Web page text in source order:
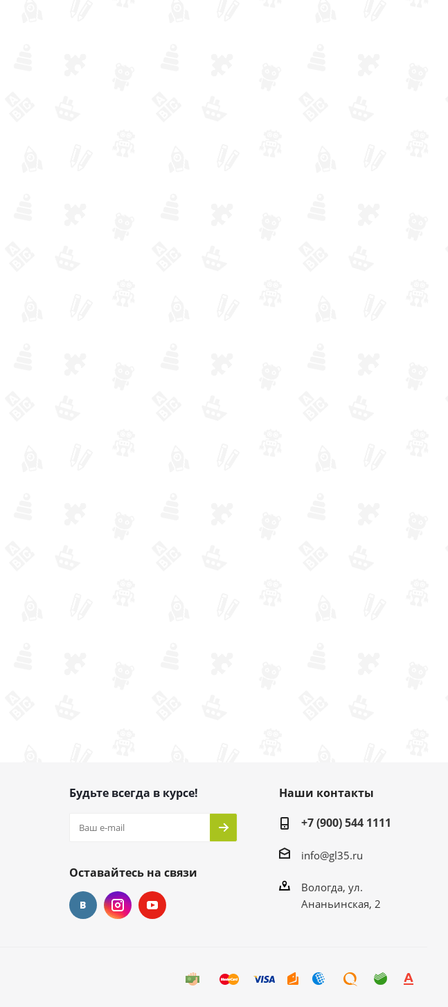
Будьте всегда в курсе!
Оставайтесь на связи
Наши контакты
+7 (900) 544 1111
info@gl35.ru
Вологда, ул.
Ананьинская, 2